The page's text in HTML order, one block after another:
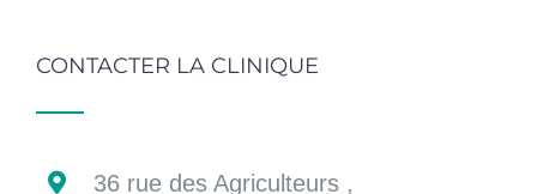
CONTACTER LA CLINIQUE
36 rue des Agriculteurs ,